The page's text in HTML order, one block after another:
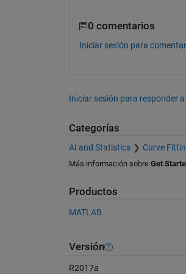
0 comentarios
Iniciar sesión para
Iniciar sesión para responder
Categorías
AI and Statistics Curve
Más información sobre Get
Productos
MATLAB
Versión
R2017a